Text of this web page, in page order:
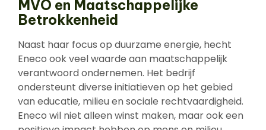
MVO en Maatschappelijke
Betrokkenheid
Naast haar focus op duurzame energie, hecht
Eneco ook veel waarde aan maatschappelijk
verantwoord ondernemen. Het bedrijf
ondersteunt diverse initiatieven op het gebied
van educatie, milieu en sociale rechtvaardigheid.
Eneco wil niet alleen winst maken, maar ook een